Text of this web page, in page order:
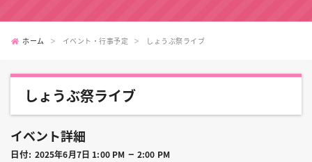
ホーム イベント・行事予定 しょうぶ祭ライブ
しょうぶ祭ライブ
イベント詳細
日付: 2025年6月7日 1:00 PM – 2:00 PM